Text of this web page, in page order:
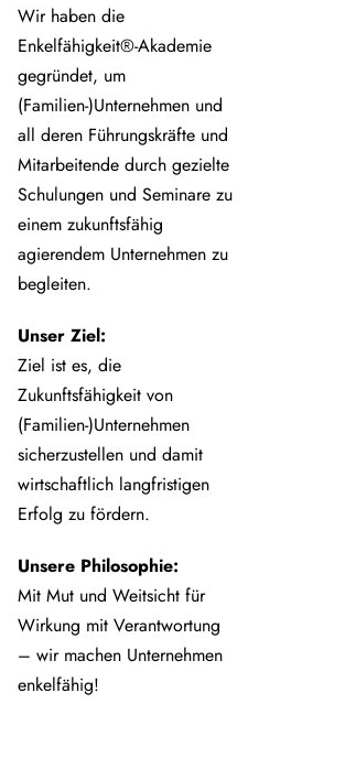
Wir haben die
Enkelfähigkeit®-Akademie
gegründet, um
(Familien-)Unternehmen und
all deren Führungskräfte und
Mitarbeitende durch gezielte
Schulungen und Seminare zu
einem zukunftsfähig
agierendem Unternehmen zu
begleiten.
Unser Ziel:
Ziel ist es, die
Zukunftsfähigkeit von
(Familien-)Unternehmen
sicherzustellen und damit
wirtschaftlich langfristigen
Erfolg zu fördern.
Unsere Philosophie:
Mit Mut und Weitsicht für
Wirkung mit Verantwortung
– wir machen Unternehmen
enkelfähig!